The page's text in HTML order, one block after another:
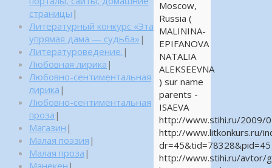
Moscow,
Russia (
MALININA-
EPIFANOVA
NATALIA
ALEKSEEVNA
) sur name
parents -
ISAEVA
http://www.stihi.ru/2009/
http://www.litkonkurs.ru/
dr=45&tid=78328&pid=45
http://www.stihi.ru/avtor/
страницы |
Литературный конкурс «Эта
упрямая дама — судьба» |
Литературоведение. |
Любовная лирика |
Любовно-сентиментальная
лирика |
Любовно-сентиментальная
проза |
Магазин |
Малая поэзия |
Малая проза |
Манекен |